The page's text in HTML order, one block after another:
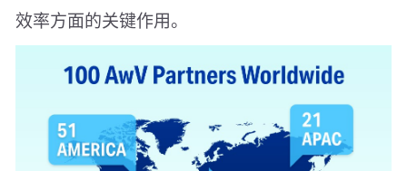
效率方面的关键作用。